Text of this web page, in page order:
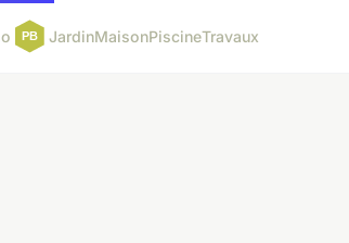
JardinMaisonPiscineTravaux